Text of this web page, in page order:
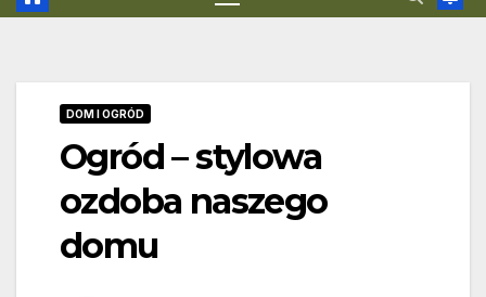
DOM I OGRÓD
Ogród – stylowa
ozdoba naszego
domu